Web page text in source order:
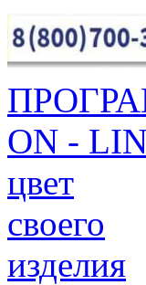
ON -
цвет
своего
изделия